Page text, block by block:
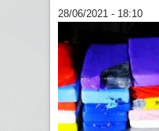
28/06/2021 - 18:10